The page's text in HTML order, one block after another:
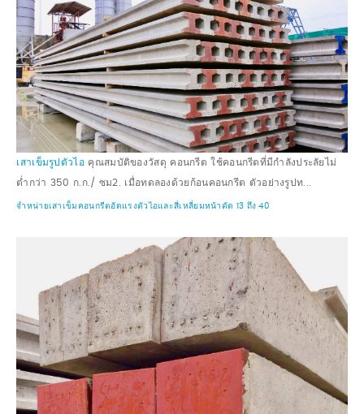
เสาเข็มรูปตัวไอ คุณสมบัติของวัสดุ คอนกรีต ใช้คอนกรีตที่มีกำลังประลัยไม่
ต่ำกว่า 350 ก.ก./ ซม2. เมื่อทดลองด้วยก้อนคอนกรีต ตัวอย่างรูปท...
จำหน่ายเสาเข็มคอนกรีตอัดแรงตัวไอและสี่เหลี่ยมหน้าตัด 13 ถึง 40